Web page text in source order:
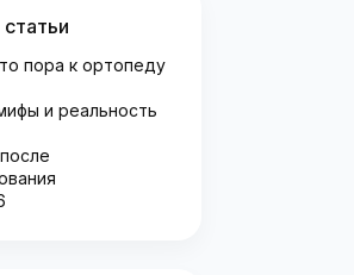
пора к ортопеду
и реальность